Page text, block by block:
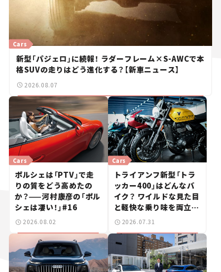
Cars
新型「パジェロ」に続報！ ラダーフレーム×S-AWCで本
格SUVの走りはどう進化する？【新車ニュース】
2026.08.07
Cars
ポルシェは「PTV」で走
りの質をどう高めたの
か？——河村康彦の「ポル
シェは凄い！」#16
2026.08.02
Cars
トライアンフ新型「トラ
ッカー400」はどんなバ
イク？ ワイルドな見た目
と軽快な乗り味を両立し
た400ccフラットトラッ
2026.07.31